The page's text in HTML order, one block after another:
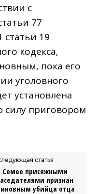
с
77
статьи 19
кодекса,
пока его
уголовного
установлена
силу приговором
статья
Семее присяжными
признан
убийца отца